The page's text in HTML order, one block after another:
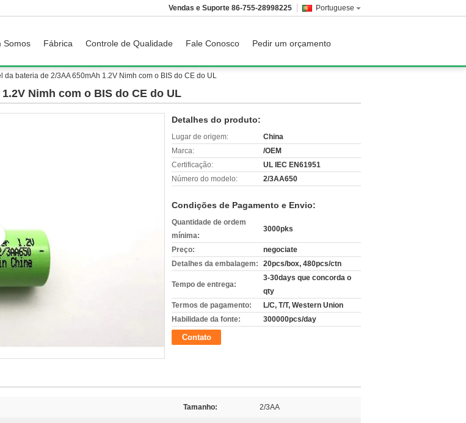
Portuguese
Vendas e Suporte 86-755-28998225
Somos Fábrica Controle de Qualidade Fale Conosco Pedir um orçamento
da bateria de 2/3AA 650mAh 1.2V Nimh com o BIS do CE do UL
Nimh com o BIS do CE do UL
Detalhes do produto:
Lugar de origem:
China
Marca:
/OEM
Certificação:
UL IEC EN61951
Número do modelo:
2/3AA650
Condições de Pagamento e Envio:
Quantidade de ordem
mínima:
3000pks
Preço:
negociate
Detalhes da embalagem:
20pcs/box, 480pcs/ctn
Tempo de entrega:
3-30days que concorda o
qty
Termos de pagamento:
L/C, T/T, Western Union
Habilidade da fonte:
300000pcs/day
Contato
Tamanho: 2/3AA